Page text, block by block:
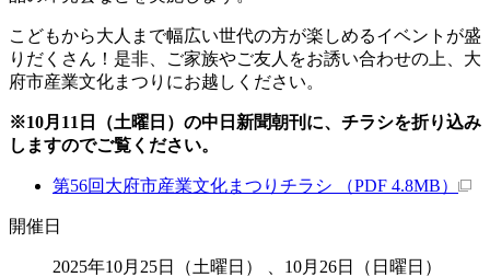
こどもから大人まで幅広い世代の方が楽しめるイベントが盛
りだくさん！是非、ご家族やご友人をお誘い合わせの上、大
府市産業文化まつりにお越しください。
※10月11日（土曜日）の中日新聞朝刊に、チラシを折り込み
しますのでご覧ください。
第56回大府市産業文化まつりチラシ （PDF 4.8MB）
開催日
2025年10月25日（土曜日） 、10月26日（日曜日）